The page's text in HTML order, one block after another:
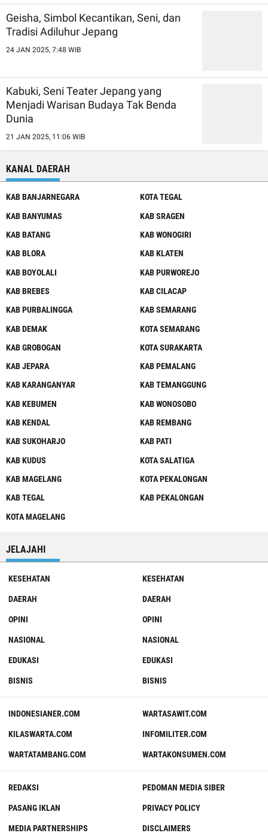
Geisha, Simbol Kecantikan, Seni, dan
Tradisi Adiluhur Jepang
24 JAN 2025, 7:48 WIB
Kabuki, Seni Teater Jepang yang
Menjadi Warisan Budaya Tak Benda
Dunia
21 JAN 2025, 11:06 WIB
KANAL DAERAH
KAB BANJARNEGARA
KAB BANYUMAS
KAB BATANG
KAB BLORA
KAB BOYOLALI
KAB BREBES
KAB PURBALINGGA
KAB DEMAK
KAB GROBOGAN
KAB JEPARA
KAB KARANGANYAR
KAB KEBUMEN
KAB KENDAL
KAB SUKOHARJO
KAB KUDUS
KAB MAGELANG
KAB TEGAL
KOTA MAGELANG
KOTA TEGAL
KAB SRAGEN
KAB WONOGIRI
KAB KLATEN
KAB PURWOREJO
KAB CILACAP
KAB SEMARANG
KOTA SEMARANG
KOTA SURAKARTA
KAB PEMALANG
KAB TEMANGGUNG
KAB WONOSOBO
KAB REMBANG
KAB PATI
KOTA SALATIGA
KOTA PEKALONGAN
KAB PEKALONGAN
JELAJAHI
KESEHATAN
DAERAH
OPINI
NASIONAL
EDUKASI
BISNIS
KESEHATAN
DAERAH
OPINI
NASIONAL
EDUKASI
BISNIS
INDONESIANER.COM
KILASWARTA.COM
WARTATAMBANG.COM
WARTASAWIT.COM
INFOMILITER.COM
WARTAKONSUMEN.COM
REDAKSI
PASANG IKLAN
MEDIA PARTNERSHIPS
PEDOMAN MEDIA SIBER
PRIVACY POLICY
DISCLAIMERS